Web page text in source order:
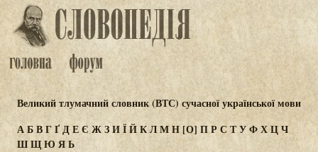
Великий тлумачний словник (ВТС) сучасної української мови
АБВГҐДЕЄ ЖЗИЇЙКЛМН[О] ПР СТУФХЦЧ
ШЩЮЯЬ